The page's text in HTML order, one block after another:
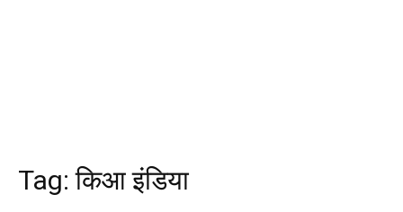
Tag:किआ इंडिया